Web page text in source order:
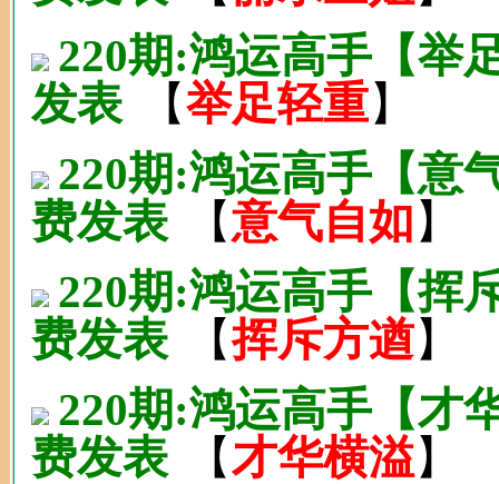
220期:鸿运高手【
发表
【举足轻重】
220期:鸿运高手【
费发表
【意气自如 】
220期:鸿运高手【
费发表
【挥斥方遒】
220期:鸿运高手【
费发表
【才华横溢】